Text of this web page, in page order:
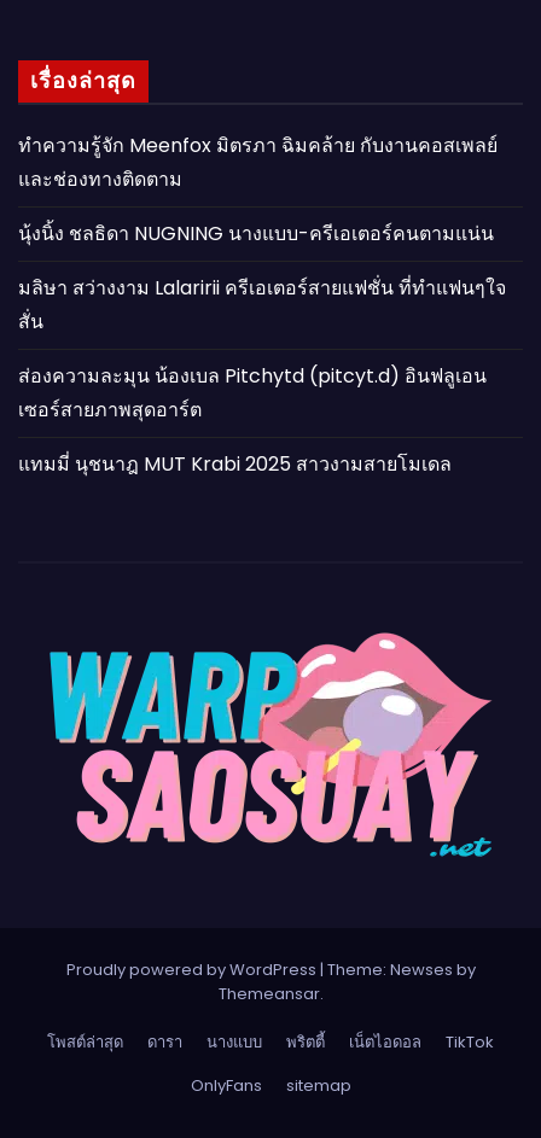
เรื่องล่าสุด
ทำความรู้จัก Meenfox มิตรภา ฉิมคล้าย กับงานคอสเพลย์
และช่องทางติดตาม
นุ้งนิ้ง ชลธิดา NUGNING นางแบบ-ครีเอเตอร์คนตามแน่น
มลิษา สว่างงาม Lalaririi ครีเอเตอร์สายแฟชั่น ที่ทำแฟนๆใจ
สั่น
ส่องความละมุน น้องเบล Pitchytd (pitcyt.d) อินฟลูเอน
เซอร์สายภาพสุดอาร์ต
แทมมี่ นุชนาฎ MUT Krabi 2025 สาวงามสายโมเดล
Proudly powered by WordPress | Theme: Newses by
Themeansar.
โพสต์ล่าสุด ดารา นางแบบ พริตตี้ เน็ตไอดอล
TikTok
OnlyFans
sitemap